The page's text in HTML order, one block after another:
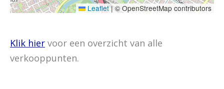
Leaflet |© OpenStreetMap contributors
Klik hier voor een overzicht van alle
verkooppunten.